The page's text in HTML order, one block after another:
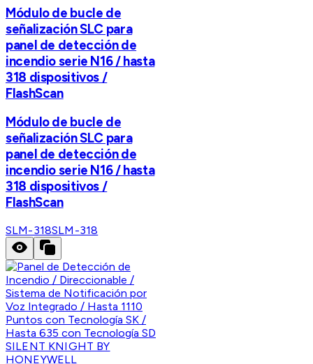
Módulo de bucle de
señalización SLC para
panel de detección de
incendio serie N16 / hasta
318 dispositivos /
FlashScan
Módulo de bucle de
señalización SLC para
panel de detección de
incendio serie N16 / hasta
318 dispositivos /
FlashScan
SLM-318SLM-318
SILENT KNIGHT BY
HONEYWELL